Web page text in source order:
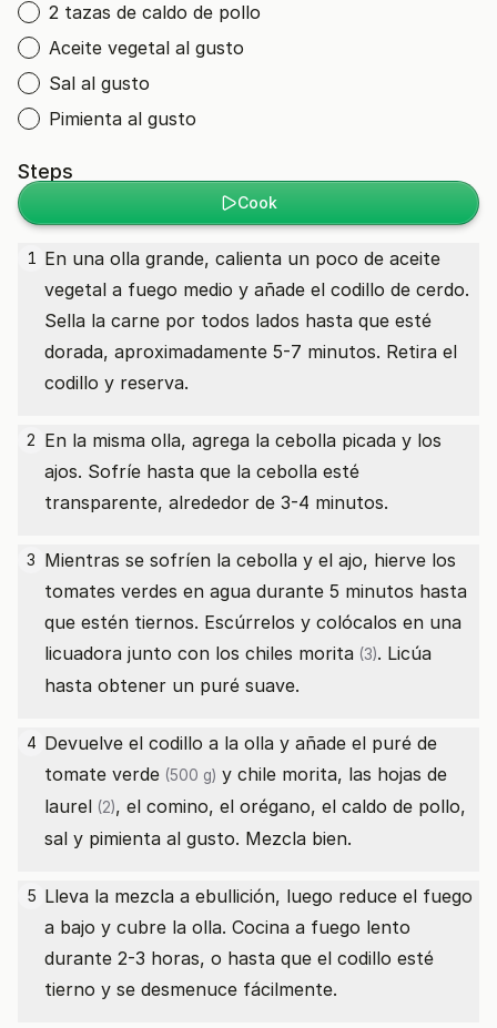
2 tazas de caldo de pollo
Aceite vegetal al gusto
Sal al gusto
Pimienta al gusto
Steps
Cook
1 En una olla grande, calienta un poco de aceite
vegetal a fuego medio y añade el codillo de cerdo.
Sella la carne por todos lados hasta que esté
dorada, aproximadamente 5-7 minutos. Retira el
codillo y reserva.
2 En la misma olla, agrega la cebolla picada y los
ajos. Sofríe hasta que la cebolla esté
transparente, alrededor de 3-4 minutos.
3 Mientras se sofríen la cebolla y el ajo, hierve los
tomates verdes en agua durante 5 minutos hasta
que estén tiernos. Escúrrelos y colócalos en una
licuadora junto con los chiles morita (3). Licúa
hasta obtener un puré suave.
4 Devuelve el codillo a la olla y añade el puré de
tomate verde (500 g) y chile morita, las hojas de
laurel (2), el comino, el orégano, el caldo de pollo,
sal y pimienta al gusto. Mezcla bien.
5 Lleva la mezcla a ebullición, luego reduce el fuego
a bajo y cubre la olla. Cocina a fuego lento
durante 2-3 horas, o hasta que el codillo esté
tierno y se desmenuce fácilmente.